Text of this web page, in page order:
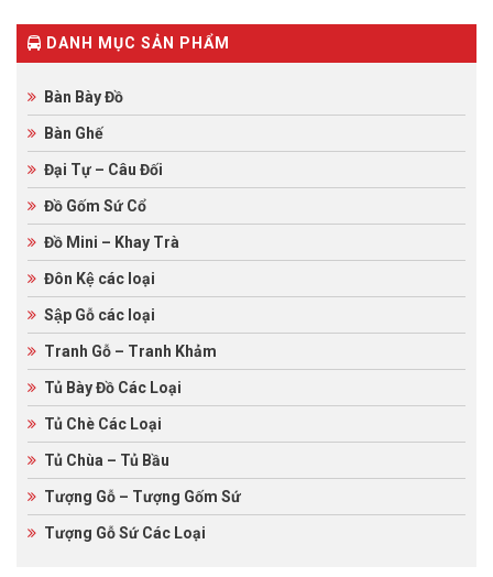
ratings
ratings
DANH MỤC SẢN PHẨM
Bàn Bày Đồ
Bàn Ghế
Đại Tự – Câu Đối
Đồ Gốm Sứ Cổ
Đồ Mini – Khay Trà
Đôn Kệ các loại
Sập Gỗ các loại
Tranh Gỗ – Tranh Khảm
Tủ Bày Đồ Các Loại
Tủ Chè Các Loại
Tủ Chùa – Tủ Bầu
Tượng Gỗ – Tượng Gốm Sứ
Tượng Gỗ Sứ Các Loại